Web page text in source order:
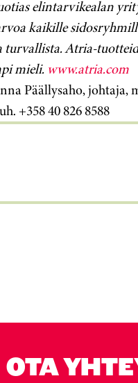
elintarvikealan
kaikille
turvallista. Atria-
mieli. www.atria.com
Päällysaho,
+358 40 826 8588
OTA